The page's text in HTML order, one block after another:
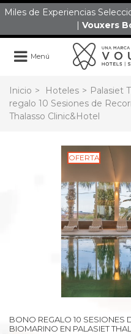
Miles de Experiencias
| Vouxers
Menú
Inicio > Hoteles > Palasiet
regalo 10 Sesiones de
Thalasso Clinic&Hotel
OFERTA
BONO REGALO 10 SESIONES
BIOMARINO EN PALASIET